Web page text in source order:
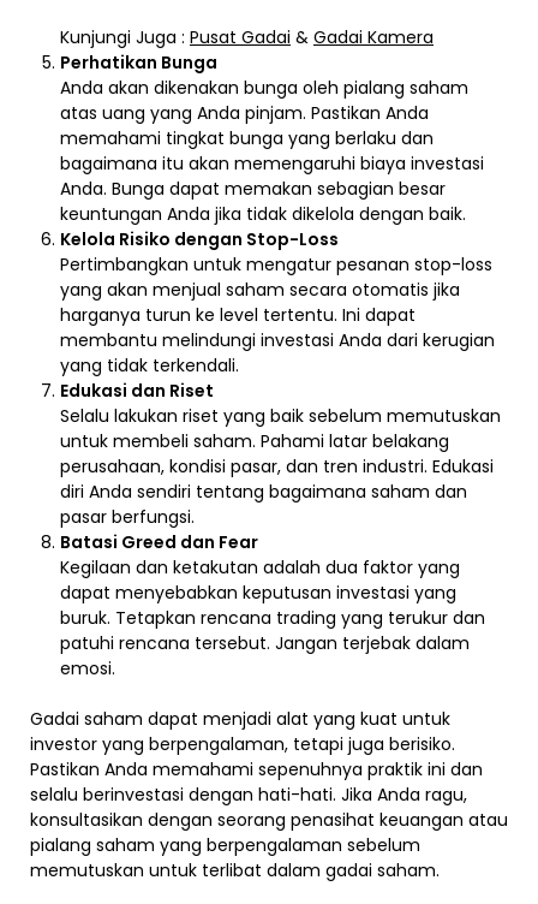
Kunjungi Juga : Pusat Gadai & Gadai Kamera
Perhatikan Bunga
Anda akan dikenakan bunga oleh pialang saham
atas uang yang Anda pinjam. Pastikan Anda
memahami tingkat bunga yang berlaku dan
bagaimana itu akan memengaruhi biaya investasi
Anda. Bunga dapat memakan sebagian besar
keuntungan Anda jika tidak dikelola dengan baik.
Kelola Risiko dengan Stop-Loss
Pertimbangkan untuk mengatur pesanan stop-loss
yang akan menjual saham secara otomatis jika
harganya turun ke level tertentu. Ini dapat
membantu melindungi investasi Anda dari kerugian
yang tidak terkendali.
Edukasi dan Riset
Selalu lakukan riset yang baik sebelum memutuskan
untuk membeli saham. Pahami latar belakang
perusahaan, kondisi pasar, dan tren industri. Edukasi
diri Anda sendiri tentang bagaimana saham dan
pasar berfungsi.
Batasi Greed dan Fear
Kegilaan dan ketakutan adalah dua faktor yang
dapat menyebabkan keputusan investasi yang
buruk. Tetapkan rencana trading yang terukur dan
patuhi rencana tersebut. Jangan terjebak dalam
emosi.
Gadai saham dapat menjadi alat yang kuat untuk
investor yang berpengalaman, tetapi juga berisiko.
Pastikan Anda memahami sepenuhnya praktik ini dan
selalu berinvestasi dengan hati-hati. Jika Anda ragu,
konsultasikan dengan seorang penasihat keuangan atau
pialang saham yang berpengalaman sebelum
memutuskan untuk terlibat dalam gadai saham.